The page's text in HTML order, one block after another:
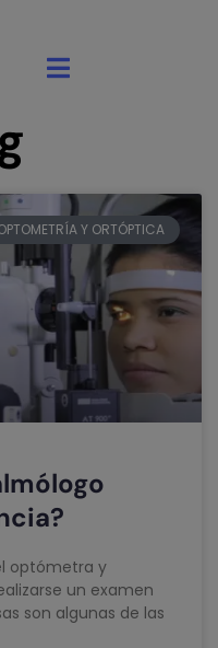
Y ORTÓPTICA
optómetra y
un examen
son algunas de las